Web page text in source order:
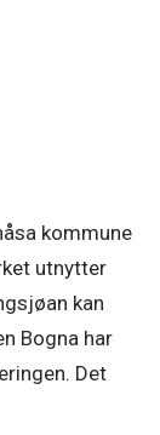
kommune
utnytter
kan
Bogna har
Det